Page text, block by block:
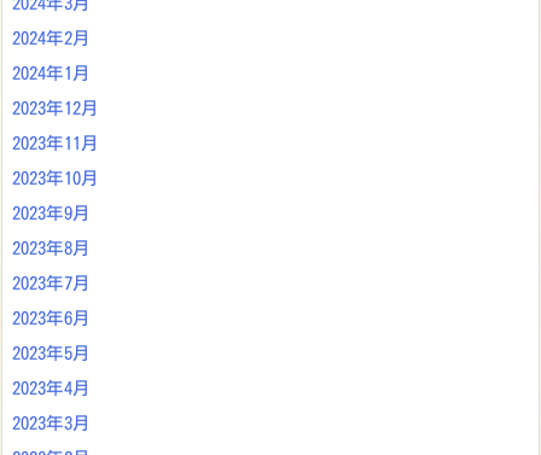
2024年2月
2024年1月
2023年12月
2023年11月
2023年10月
2023年9月
2023年8月
2023年7月
2023年6月
2023年5月
2023年4月
2023年3月